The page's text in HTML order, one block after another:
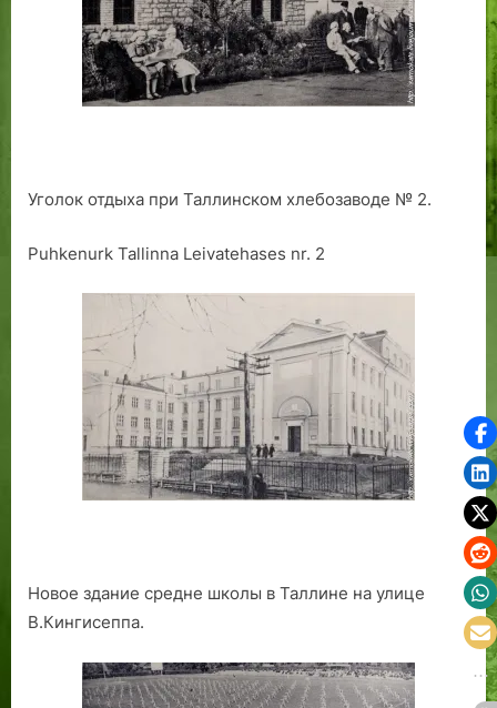
Уголок отдыха при Таллинском хлебозаводе № 2.
Puhkenurk Tallinna Leivatehases nr. 2
Новое здание средне школы в Таллине на улице
В.Кингисеппа.